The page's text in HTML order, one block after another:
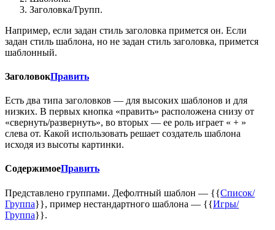
Заголовка/Групп.
Например, если задан стиль заголовка примется он. Если
задан стиль шаблона, но не задан стиль заголовка, примется
шаблонный.
ЗаголовокПравить
Есть два типа заголовков — для высоких шаблонов и для
низких. В первых кнопка «править» расположена снизу от
«свернуть/развернуть», во вторых — ее роль играет « + »
слева от. Какой использовать решает создатель шаблона
исходя из высоты картинки.
СодержимоеПравить
Представлено группами. Дефолтный шаблон — {{Список/
Группа}}, пример нестандартного шаблона — {{Игры/
Группа}}.